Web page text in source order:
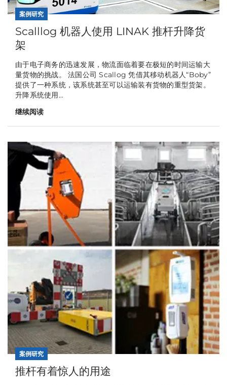
案例研究
Scalllog 机器人使用 LINAK 推杆升降货
架
由于电子商务的迅速发展，物流面临着要在极短的时间运输大
量货物的挑战。 法国公司 Scallog 凭借其移动机器人“Boby”
提供了一种系统，该系统甚至可以运输装有货物的重型货架。
升降系统使用...
继续阅读
案例研究
推杆有着惊人的用途